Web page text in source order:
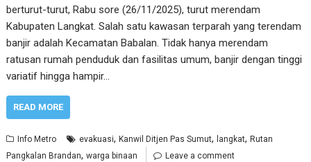
berturut-turut, Rabu sore (26/11/2025), turut merendam
Kabupaten Langkat. Salah satu kawasan terparah yang terendam
banjir adalah Kecamatan Babalan. Tidak hanya merendam
ratusan rumah penduduk dan fasilitas umum, banjir dengan tinggi
variatif hingga hampir…
READ MORE
Info Metro evakuasi,Kanwil Ditjen Pas Sumut, langkat,Rutan
Pangkalan Brandan,warga binaan Leave a comment